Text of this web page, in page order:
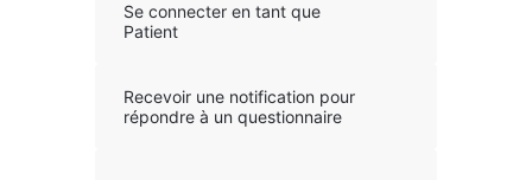
Se connecter en tant que
Patient
Recevoir une notification pour
répondre à un questionnaire